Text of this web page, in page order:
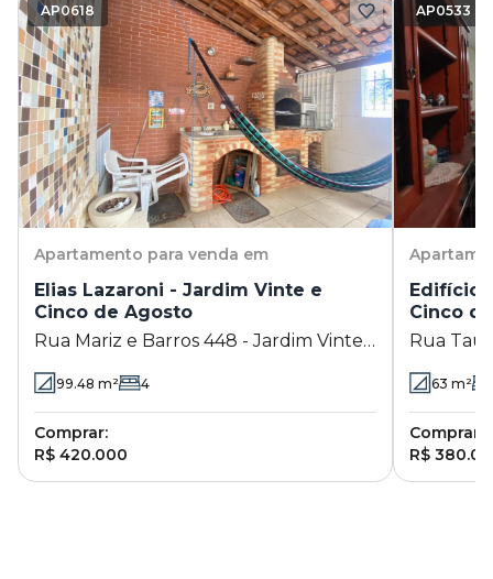
AP0618
Apartamento para venda em
Elias Lazaroni - Jardim Vinte e
Cinco de Agosto
Rua Mariz e Barros 448 - Jardim Vinte
e Cinco de Agosto - Duque de Caxias -
RJ99.48 m² 4
Comprar:
R$ 420.000
AP0533
Edifício
Cinco
Rua
Agosto -
63 m²
Comprar:
R$